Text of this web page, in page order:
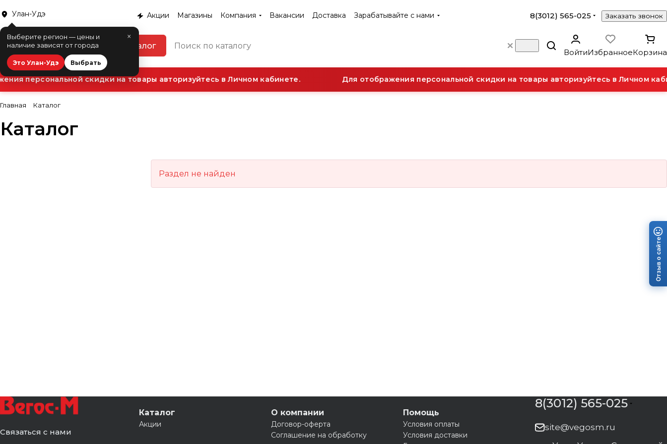
Улан-Удэ
×
Выберите регион — цены и
наличие зависят от города
Это Улан-Удэ Выбрать
Акции Магазины Компания Вакансии Доставка Зарабатывайте с нами 8(3012) 565-025 Заказать звонок
Каталог
ВойтиИзбранноеКорзина
персональной скидки на товары авторизуйтесь в Личном кабинете. Для отображения персональной скидки на товары авторизуйтесь в Личном
Главная Каталог
Каталог
Раздел не найден
Связаться с нами
Каталог
Акции
О компании
Договор-оферта
Соглашение на обработку
Помощь
Условия оплаты
Условия доставки
8(3012) 565-025
site@vegosm.ru
Отзыв о сайте